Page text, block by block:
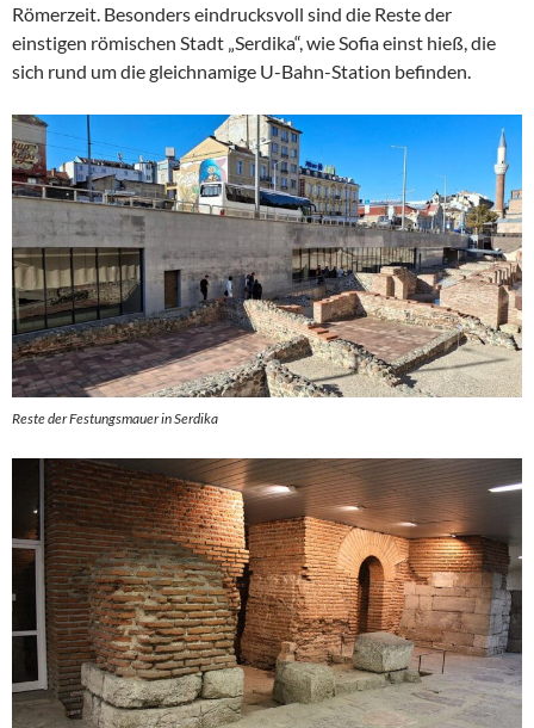
Römerzeit. Besonders eindrucksvoll sind die Reste der
einstigen römischen Stadt „Serdika“, wie Sofia einst hieß, die
sich rund um die gleichnamige U-Bahn-Station befinden.
Reste der Festungsmauer in Serdika